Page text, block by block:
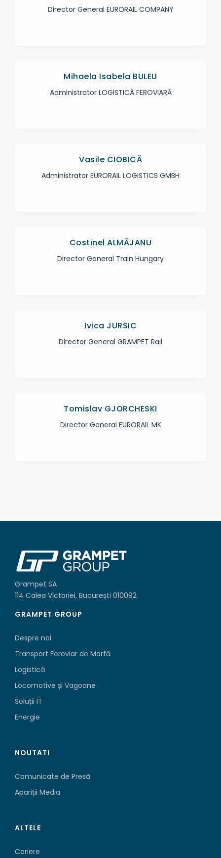
Director General EURORAIL COMPANY
Mihaela Isabela BULEU
Administrator LOGISTICĂ FEROVIARĂ
Vasile CIOBICĂ
Administrator EURORAIL LOGISTICS GMBH
Costinel ALMĂJANU
Director General Train Hungary
Ivica JURSIC
Director General GRAMPET Rail
Tomislav GJORCHESKI
Director General EURORAIL MK
Grampet SA
114 Calea Victoriei, București 010092
GRAMPET GROUP
Despre noi
Transport Feroviar de Marfă
Logistică
Locomotive și Vagoane
Soluții IT
Energie
NOUTATI
Comunicate de Presă
Apariții Media
ALTELE
Cariere